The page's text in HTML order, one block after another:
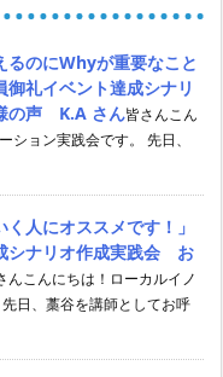
るのにWhyが重要なこと
礼イベント達成シナリ
の声 K.A さん皆さんこん
ション実践会です。 先日、
く人にオススメです！」
シナリオ作成実践会 お
んこんにちは！ローカルイノ
日、藁谷を講師としてお呼